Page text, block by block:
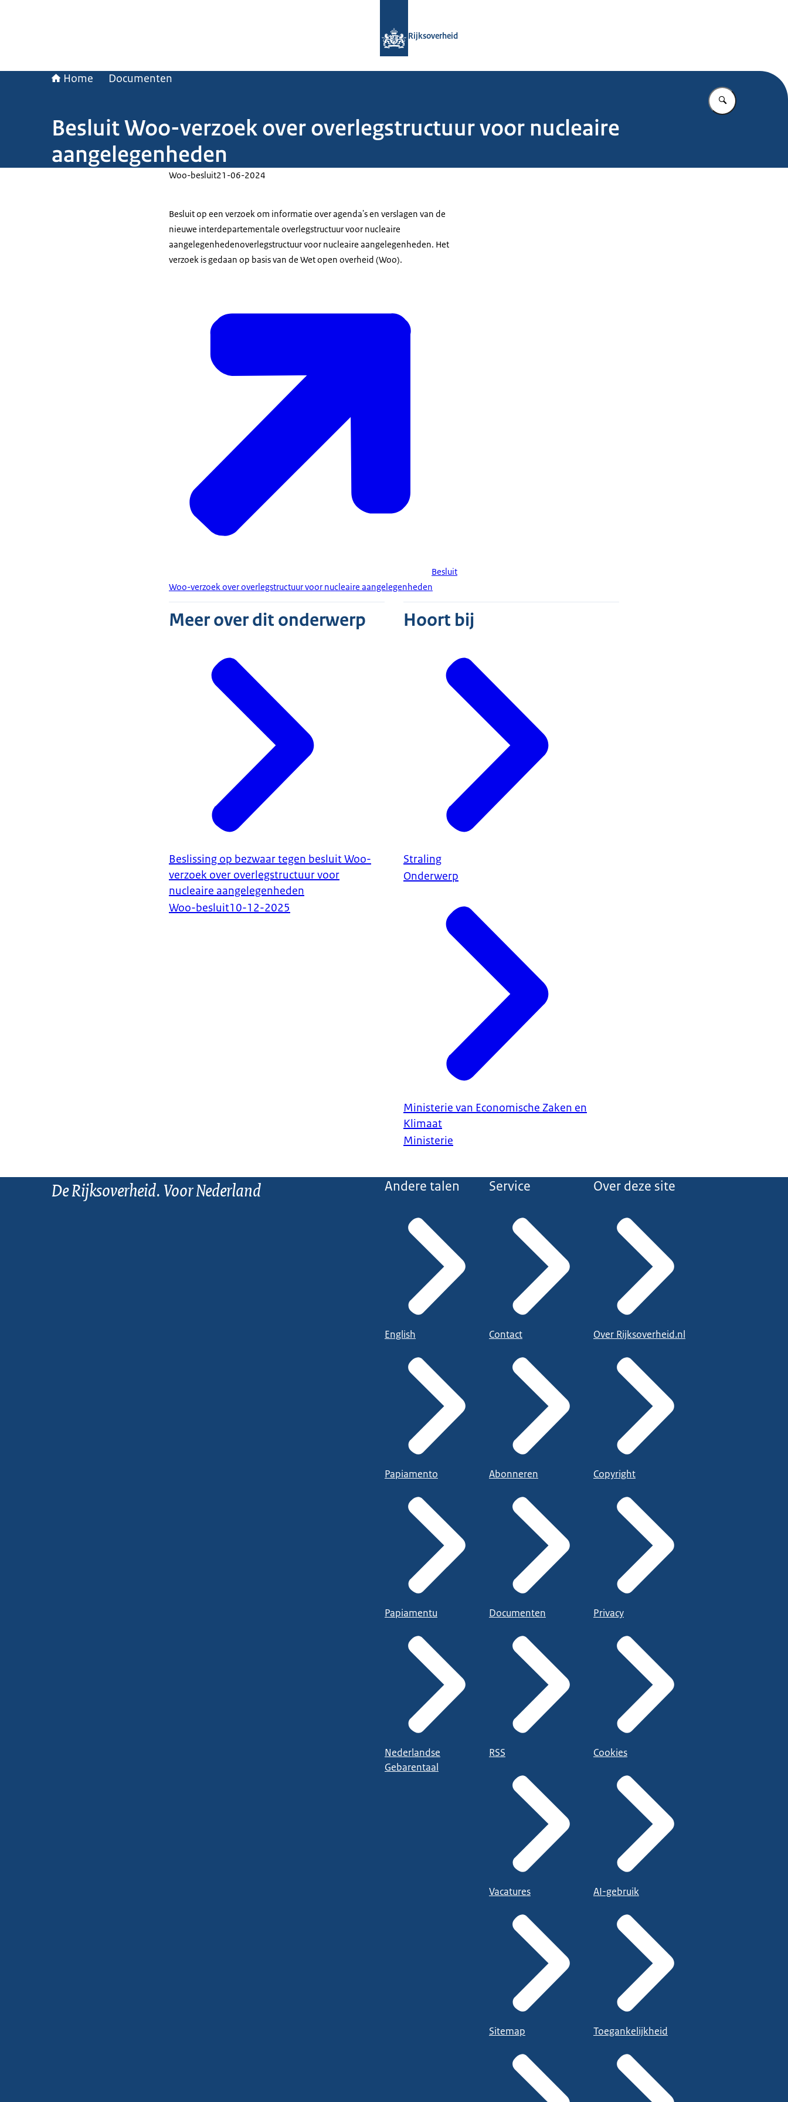
Rijksoverheid
Home Documenten
Vul in wat u
Besluit Woo-verzoek over overlegstructuur voor nucleaire
aangelegenheden
Woo-besluit21-06-2024
Besluit op een verzoek om informatie over agenda's en verslagen van de
nieuwe interdepartementale overlegstructuur voor nucleaire
aangelegenhedenoverlegstructuur voor nucleaire aangelegenheden. Het
verzoek is gedaan op basis van de Wet open overheid (Woo).
Besluit
Woo-verzoek over overlegstructuur voor nucleaire aangelegenheden
Meer over dit onderwerp
Beslissing op bezwaar tegen besluit Woo-
verzoek over overlegstructuur voor
nucleaire aangelegenheden
Woo-besluit10-12-2025
Hoort bij
Straling
Onderwerp
Ministerie van Economische Zaken en
Klimaat
Ministerie
De Rijksoverheid. Voor Nederland Andere talen
English
Papiamento
Papiamentu
Nederlandse
Gebarentaal
Service
Contact
Abonneren
Documenten
RSS
Vacatures
Sitemap
Over deze site
Over Rijksoverheid.nl
Copyright
Privacy
Cookies
AI-gebruik
Toegankelijkheid